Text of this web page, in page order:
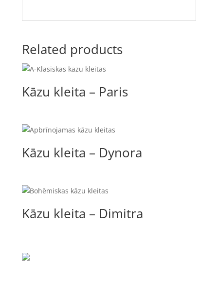
Related products
Kāzu kleita – Paris
Kāzu kleita – Dynora
Kāzu kleita – Dimitra